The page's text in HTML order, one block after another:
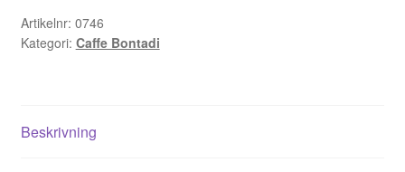
kaffebönor
mängd
Artikelnr: 0746
Kategori: Caffe Bontadi
Beskrivning